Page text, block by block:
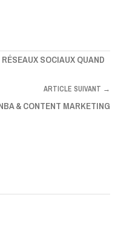
SOCIAUX QUAND
ARTICLE SUIVANT →
& CONTENT MARKETING